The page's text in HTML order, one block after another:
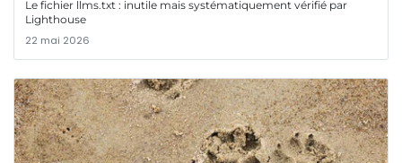
Le fichier llms.txt : inutile mais systématiquement vérifié par
Lighthouse
22 mai 2026